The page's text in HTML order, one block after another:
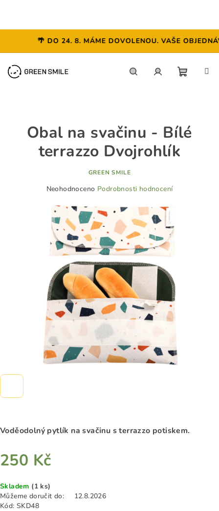
🌴 DO 24. 8. MÁME DOVOLENOU. VAŠE
obsah
Voděodolný pytlík na svačinu s terrazzo potiskem.
250 Kč
cena:
Skladem (1 ks)
Můžeme doručit do:
12.8.2026
Kód: SKD48
Obal na svačinu - Bílé
terrazzo Dvojrohlík
GREEN SMILE
Neohodnoceno Podrobnosti hodnocení